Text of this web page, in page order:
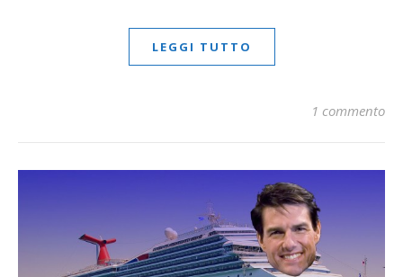
LEGGI TUTTO
1 commento